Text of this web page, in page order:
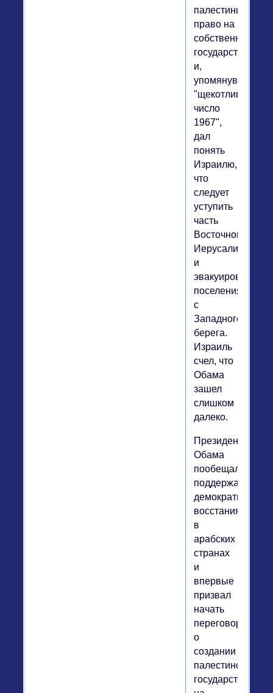
палестинцами
право на
собственное
государство
и,
упомянув
"щекотливое
число
1967",
дал
понять
Израилю,
что
следует
уступить
часть
Восточного
Иерусалима
и
эвакуировать
поселения
с
Западного
берега.
Израиль
счел, что
Обама
зашел
слишком
далеко.
Президент
Обама
пообещал
поддержать
демократические
восстания
в
арабских
странах
и
впервые
призвал
начать
переговоры
о
создании
палестинского
государства